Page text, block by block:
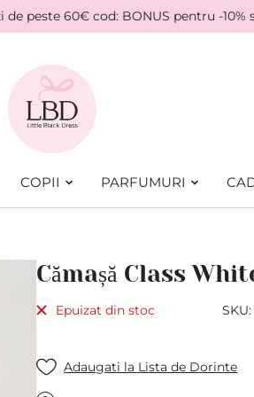
de peste 60€ cod: BONUS pentru -10%
COPII PARFUMURI
Cămașă Class
Epuizat din stoc SKU
Adaugati la Lista de Dorinte